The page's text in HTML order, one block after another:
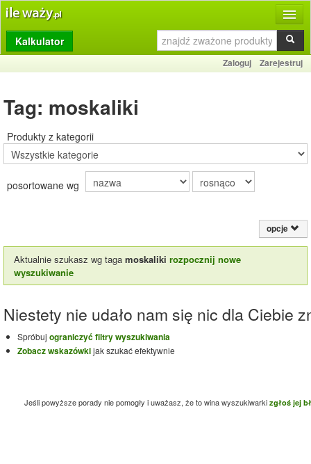
Produkty
Dziennik
Porady
Słownik
Kontakt
Kalkulator
Zaloguj Zarejestruj
Tag: moskaliki
Produkty z kategorii
posortowane wg
opcje
Aktualnie szukasz wg taga moskaliki rozpocznij nowe
wyszukiwanie
Niestety nie udało nam się nic dla Ciebie
Spróbuj ograniczyć filtry wyszukiwania
Zobacz wskazówkijak szukać efektywnie
Jeśli powyższe porady nie pomogły i uważasz, że to wina wyszukiwarki zgłoś jej